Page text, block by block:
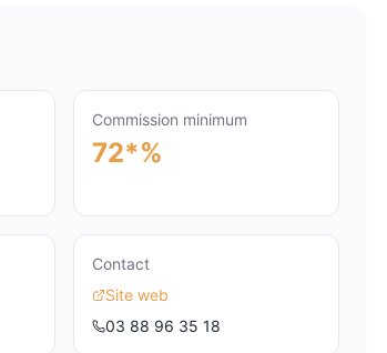
Commission minimum
72*%
Contact
Site web
03 88 96 35 18